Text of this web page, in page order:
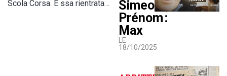
Scola Corsa. È ssa rientrata…
Simeoni,
Prénom :
Max
LE
18/10/2025